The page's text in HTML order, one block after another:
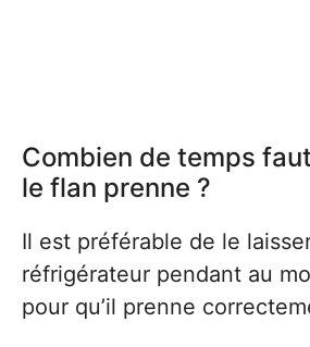
Combien de temps
le flan prenne ?
Il est préférable de le
réfrigérateur pendant au
pour qu’il prenne